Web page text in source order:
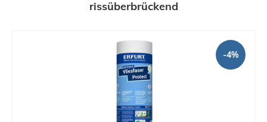
rissüberbrückend
-4%